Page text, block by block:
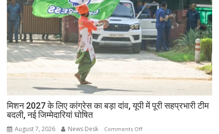
की
स्थानीय
लोगों
बचाई
CCTV
कैद
हुआ
घटनाक्रम
मिशन 2027 के लिए कांग्रेस का बड़ा दांव, यूपी में पूरी सहप्रभारी टीम
बदली, नई जिम्मेदारियां घोषित
August 7, 2026 News Desk Comments Offon